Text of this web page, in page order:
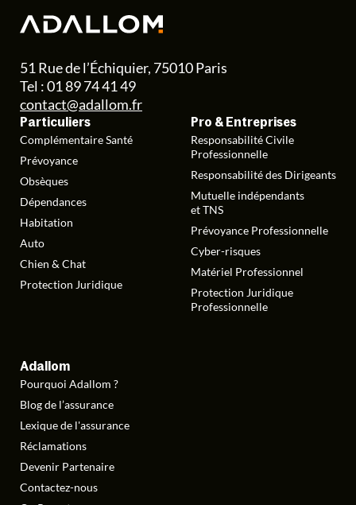
51 Rue de l’Échiquier, 75010 Paris
Tel : 01 89 74 41 49
contact@adallom.fr
Particuliers
Complémentaire Santé
Prévoyance
Obsèques
Dépendances
Habitation
Auto
Chien & Chat
Protection Juridique
Pro & Entreprises
Responsabilité Civile
Professionnelle
Responsabilité des Dirigeants
Mutuelle indépendants
et TNS
Prévoyance Professionnelle
Cyber-risques
Matériel Professionnel
Protection Juridique
Professionnelle
Adallom
Pourquoi Adallom ?
Blog de l’assurance
Lexique de l'assurance
Réclamations
Devenir Partenaire
Contactez-nous